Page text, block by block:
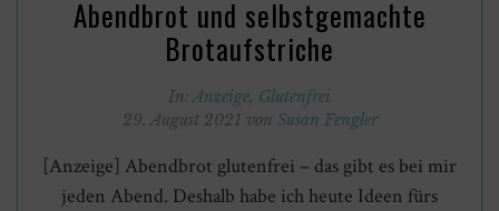
Abendbrot und selbstgemachte
Brotaufstriche
In:Anzeige, Glutenfrei
29. August 2021 von Susan Fengler
[Anzeige] Abendbrot glutenfrei – das gibt es bei mir
jeden Abend. Deshalb habe ich heute Ideen fürs